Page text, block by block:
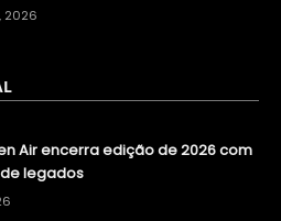
2026
Air encerra edição de 2026 com
legados